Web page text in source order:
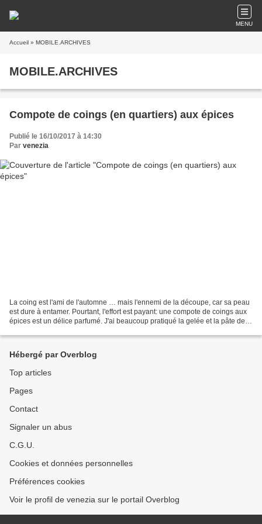
MENU
Accueil » MOBILE.ARCHIVES
MOBILE.ARCHIVES
Compote de coings (en quartiers) aux épices
Publié le 16/10/2017 à 14:30
Par venezia
La coing est l'ami de l'automne … mais l'ennemi de la découpe, car sa peau
est dure à entamer. Pourtant, l'effort est payant: une compote de coings aux
épices est un délice parfumé. J'ai beaucoup pratiqué la gelée et la pâte de
Hébergé par Overblog
Top articles
Pages
Contact
Signaler un abus
C.G.U.
Cookies et données personnelles
Préférences cookies
Voir le profil de venezia sur le portail Overblog